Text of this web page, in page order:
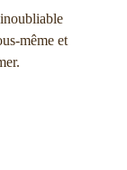
même et